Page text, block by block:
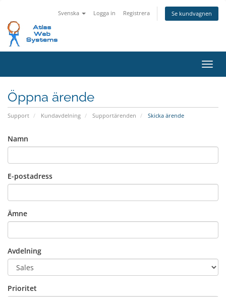
Svenska Logga in Registrera Se kundvagnen
Öppna ärende
Support Kundavdelning Supportärenden Skicka ärende
Namn
E-postadress
Ämne
Avdelning
Prioritet